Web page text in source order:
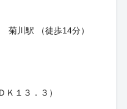
菊川駅 （徒歩14分）
Ｋ１３．３）